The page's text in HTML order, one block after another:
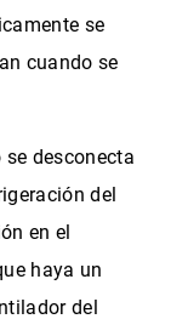
se
cuando se
desconecta
del
en el
haya un
del